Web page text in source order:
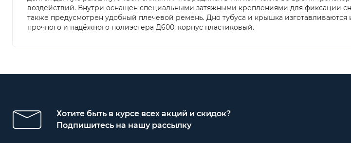
воздействий. Внутри оснащен специальными затяжными креплениями для фиксации
также предусмотрен удобный плечевой ремень. Дно тубуса и крышка
прочного и надёжного полиэстера Д600, корпус пластиковый.
Хотите быть в курсе всех акций и скидок?
Подпишитесь на нашу рассылку